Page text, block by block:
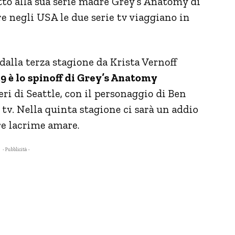
negli USA le due serie tv viaggiano in
terza stagione da Krista Vernoff
è lo spinoff di Grey’s Anatomy
di Seattle, con il personaggio di Ben
Nella quinta stagione ci sarà un addio
lacrime amare.
- Pubblicità -